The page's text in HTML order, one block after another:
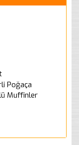
Poğaça
Muffinler